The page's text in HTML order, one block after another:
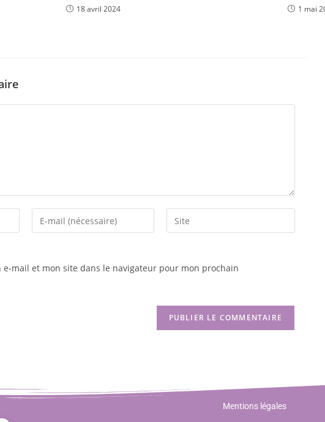
18 avril 2024 1 mai
e-mail et mon site dans le navigateur pour mon prochain
Mentions légales